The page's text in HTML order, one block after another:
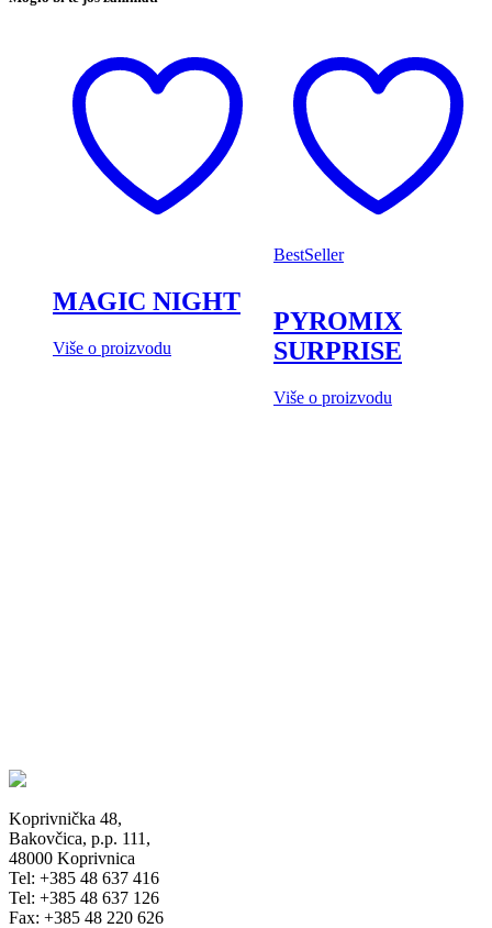
MAGIC NIGHT
Više o proizvodu
BestSeller
PYROMIX
SURPRISE
Više o proizvodu
Koprivnička 48,
Bakovčica, p.p. 111,
48000 Koprivnica
Tel: +385 48 637 416
Tel: +385 48 637 126
Fax: +385 48 220 626